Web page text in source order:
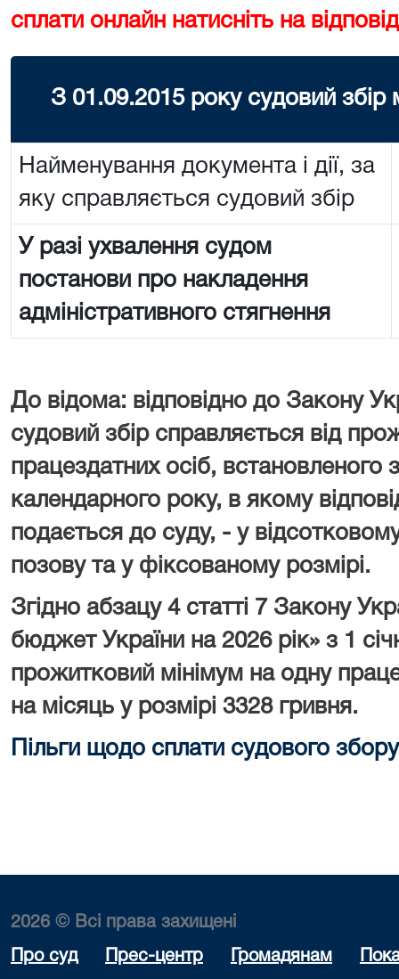
сплати онлайн натисніть на
З 01.09.2015 року судовий
Найменування документа і дії, за
яку справляється судовий збір
У разі ухвалення судом
постанови про накладення
адміністративного стягнення
До відома: відповідно до Закону
судовий збір справляється від
працездатних осіб, встановленого
календарного року, в якому
подається до суду, - у
позову та у фіксованому розмірі.
Згідно абзацу 4 статті 7 Закону
бюджет України на 2026 рік» з 1
прожитковий мінімум на одну
на місяць у розмірі 3328 гривня.
Пільги щодо сплати судового збору
2026 © Всі права захищені
Про суд Прес-центр Громадянам